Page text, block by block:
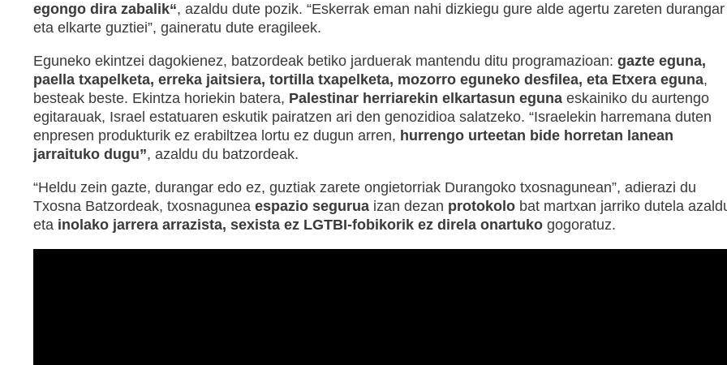
egongo dira zabalik“, azaldu dute pozik. “Eskerrak eman nahi dizkiegu gure alde agertu zareten durangar
eta elkarte guztiei”, gaineratu dute eragileek.
Eguneko ekintzei dagokienez, batzordeak betiko jarduerak mantendu ditu programazioan: gazte eguna,
paella txapelketa, erreka jaitsiera, tortilla txapelketa, mozorro eguneko desfilea, eta Etxera eguna,
besteak beste. Ekintza horiekin batera, Palestinar herriarekin elkartasun egunaeskainiko du aurtengo
egitarauak, Israel estatuaren eskutik pairatzen ari den genozidioa salatzeko. “Israelekin harremana duten
enpresen produkturik ez erabiltzea lortu ez dugun arren, hurrengo urteetan bide horretan lanean
jarraituko dugu”, azaldu du batzordeak.
“Heldu zein gazte, durangar edo ez, guztiak zarete ongietorriak Durangoko txosnagunean”, adierazi du
Txosna Batzordeak, txosnagunea espazio seguruaizan dezan protokolobat martxan jarriko dutela
eta inolako jarrera arrazista, sexista ez LGTBI-fobikorik ez direla onartukogogoratuz.